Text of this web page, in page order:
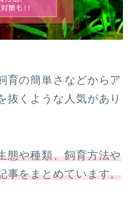
育の簡単さなどからア
抜くような人気があり
態や種類、飼育方法や
事をまとめています。